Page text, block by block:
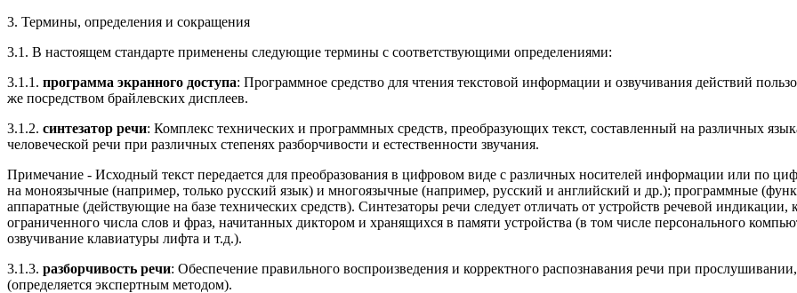
3. Термины, определения и сокращения
3.1. В настоящем стандарте применены следующие термины с соответствующими определениями:
3.1.1. программа экранного доступа: Программное средство для чтения текстовой информации и озвучивания действий
же посредством брайлевских дисплеев.
3.1.2. синтезатор речи: Комплекс технических и программных средств, преобразующих текст, составленный на различных
человеческой речи при различных степенях разборчивости и естественности звучания.
Примечание - Исходный текст передается для преобразования в цифровом виде с различных носителей информации или по
на моноязычные (например, только русский язык) и многоязычные (например, русский и английский и др.); программные
аппаратные (действующие на базе технических средств). Синтезаторы речи следует отличать от устройств речевой
ограниченного числа слов и фраз, начитанных диктором и хранящихся в памяти устройства (в том числе персонального
озвучивание клавиатуры лифта и т.д.).
3.1.3. разборчивость речи: Обеспечение правильного воспроизведения и корректного распознавания речи при
(определяется экспертным методом).